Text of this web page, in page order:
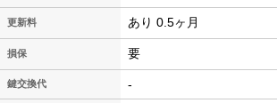
更新料 あり 0.5ヶ月
損保 要
鍵交換代 -